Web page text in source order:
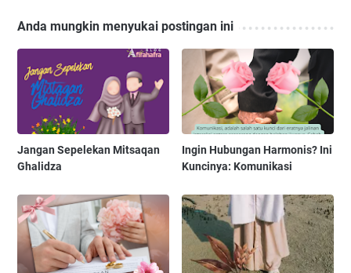
Anda mungkin menyukai postingan ini
Jangan Sepelekan Mitsaqan
Ghalidza
Ingin Hubungan Harmonis? Ini
Kuncinya: Komunikasi